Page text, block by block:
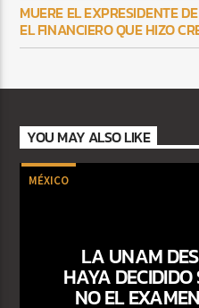
MUERE EL EXPRESIDENTE
EL FINANCIERO QUE HIZO
YOU MAY ALSO LIKE
MÉXICO
LA UNAM
HAYA DECIDIDO
NO EL